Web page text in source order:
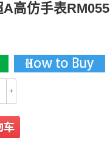
A高仿手表RM055
+